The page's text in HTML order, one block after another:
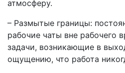
атмосферу.
– Размытые границы:
рабочие чаты вне рабочего
задачи, возникающие в
ощущению, что работа